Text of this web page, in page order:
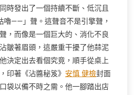
時發出了一個持續不斷、低沉且
——」聲。這聲音不是引擎聲，
，而像是一個巨大的、消化不良
皺著眉頭，這嚴重干擾了他蒜泥
決定出去看個究竟，順手從桌上
印著《沾醬秘笈》 安慎 健檢封面
袋以備不時之需。他一腳踏出店